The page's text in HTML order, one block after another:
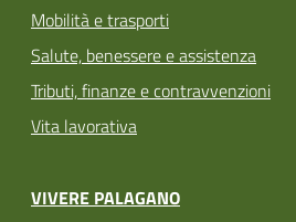
Mobilità e trasporti
Salute, benessere e assistenza
Tributi, finanze e contravvenzioni
Vita lavorativa
VIVERE PALAGANO